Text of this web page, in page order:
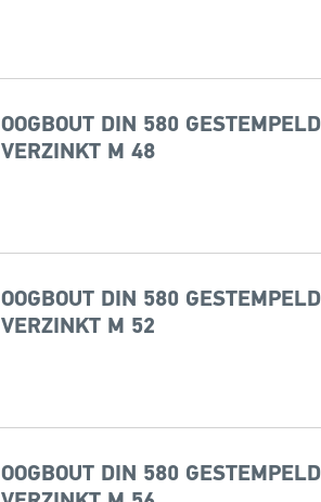
OOGBOUT DIN 580
VERZINKT M 48
OOGBOUT DIN 580
VERZINKT M 52
OOGBOUT DIN 580